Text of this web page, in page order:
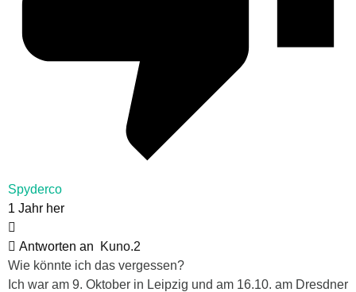
Spyderco
1 Jahr her
Antworten an
Kuno.2
Wie könnte ich das vergessen?
Ich war am 9. Oktober in Leipzig und am 16.10. am Dresdner